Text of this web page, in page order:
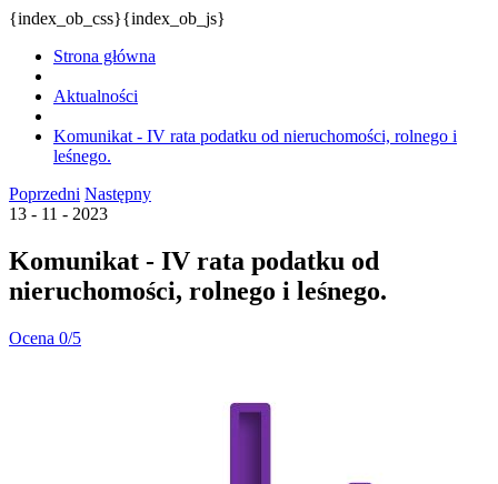
{index_ob_css}{index_ob_js}
Strona główna
Aktualności
Komunikat - IV rata podatku od nieruchomości, rolnego i
leśnego.
Poprzedni Następny
13 - 11 - 2023
Komunikat - IV rata podatku od
nieruchomości, rolnego i leśnego.
Ocena 0/5